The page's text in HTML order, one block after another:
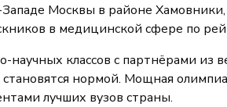
Москвы в районе
в медицинской сфере по
классов с партнёрами
нормой. Мощная
лучших вузов страны.